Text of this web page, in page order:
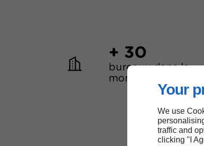
Your
We use
traffic and
clicking "I
+ 30
bureaux dans le
monde